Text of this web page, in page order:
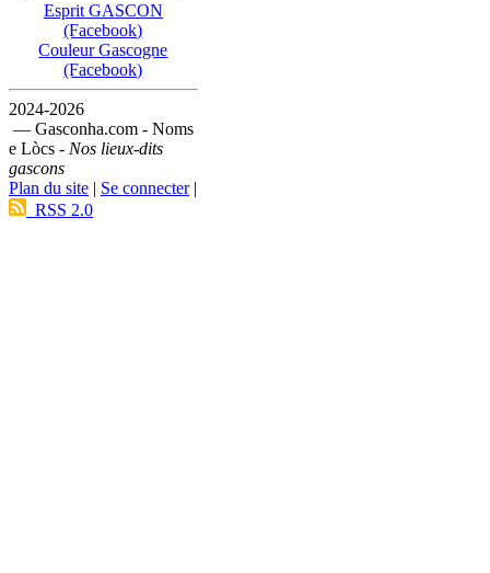
Esprit GASCON
(Facebook)
Couleur Gascogne
(Facebook)
2024-2026
— Gasconha.com - Noms
e Lòcs - Nos lieux-dits
gascons
Plan du site | Se connecter|
RSS 2.0